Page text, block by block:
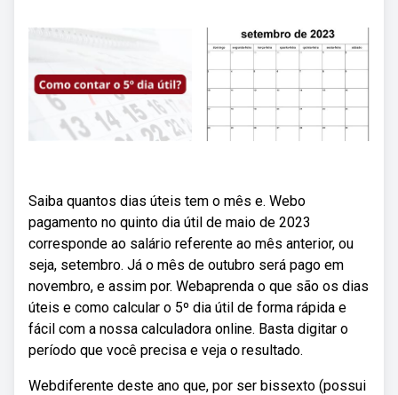
Saiba quantos dias úteis tem o mês e. Webo
pagamento no quinto dia útil de maio de 2023
corresponde ao salário referente ao mês anterior, ou
seja, setembro. Já o mês de outubro será pago em
novembro, e assim por. Webaprenda o que são os dias
úteis e como calcular o 5º dia útil de forma rápida e
fácil com a nossa calculadora online. Basta digitar o
período que você precisa e veja o resultado.
Webdiferente deste ano que, por ser bissexto (possui